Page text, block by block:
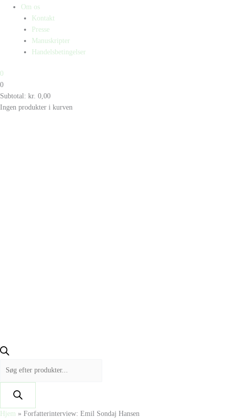
Om os
Kontakt
Presse
Manuskripter
Handelsbetingelser
0
0
Subtotal: kr. 0,00
Ingen produkter i kurven
Hjem » Forfatterinterview: Emil Sondaj Hansen